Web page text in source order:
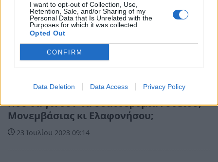
I want to opt-out of Collection, Use,
Retention, Sale, and/or Sharing of my
Personal Data that Is Unrelated with the
Purposes for which it was collected.
Opted Out
CONFIRM
Data Deletion Data Access Privacy Policy
Πελοπόννησος
Πού θα γίνουν τα υδατοδρόμια Γυθείου,
Μονεμβάσιας κι Ελαφονήσου;
23 Ιουλίου 2023 09:14